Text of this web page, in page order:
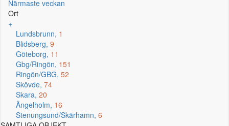
Närmaste veckan
Ort
+
Lundsbrunn, 1
Blidsberg, 9
Göteborg, 11
Gbg/Ringön, 151
Ringön/GBG, 52
Skövde, 74
Skara, 20
Ängelholm, 16
Stenungsund/Skärhamn, 6